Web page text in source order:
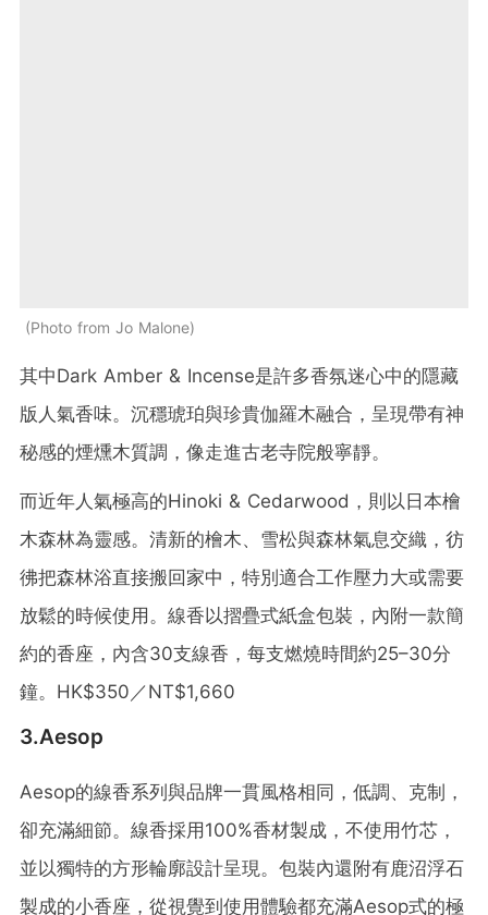
Photo from Jo Malone
其中Dark Amber & Incense是許多香氛迷心中的隱藏
版人氣香味。沉穩琥珀與珍貴伽羅木融合，呈現帶有神
秘感的煙燻木質調，像走進古老寺院般寧靜。
而近年人氣極高的Hinoki & Cedarwood，則以日本檜
木森林為靈感。清新的檜木、雪松與森林氣息交織，彷
彿把森林浴直接搬回家中，特別適合工作壓力大或需要
放鬆的時候使用。 線香以摺疊式紙盒包裝，內附一款簡
約的香座，內含30支線香，每支燃燒時間約25–30分
鐘。 HK$350 ／NT$1,660
3.Aesop
Aesop的線香系列與品牌一貫風格相同，低調、克制，
卻充滿細節。線香採用100%香材製成，不使用竹芯，
並以獨特的方形輪廓設計呈現。包裝內還附有鹿沼浮石
製成的小香座，從視覺到使用體驗都充滿Aesop式的極